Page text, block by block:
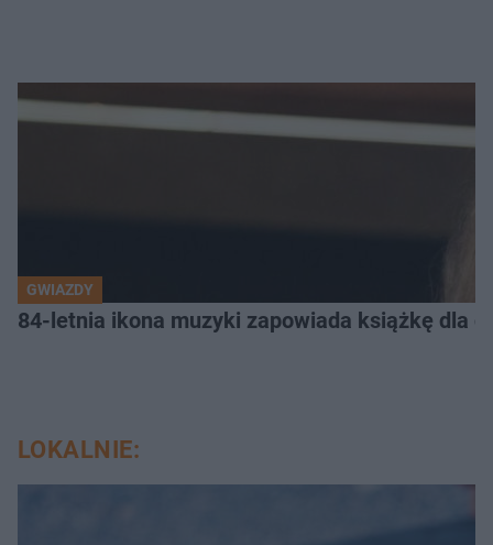
GWIAZDY
84-letnia ikona muzyki zapowiada książkę dla
LOKALNIE: